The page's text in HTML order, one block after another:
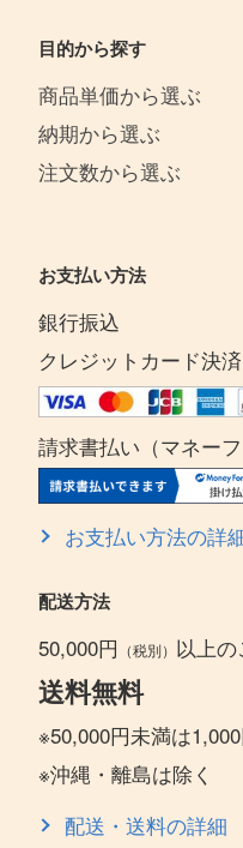
目的から探す
商品単価から選ぶ
納期から選ぶ
注文数から選ぶ
お支払い方法
銀行振込
クレジットカード決済
請求書払い（マネー
お支払い方法の詳
配送方法
50,000円 （税別） 以上
送料無料
※50,000円未満は1,000
※沖縄・離島は除く
配送・送料の詳細